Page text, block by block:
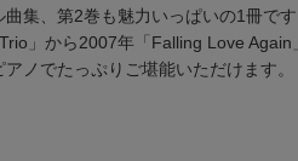
集、第2巻も魅力いっぱいの1冊です
」から2007年「Falling Love
ノでたっぷりご堪能いただけます。